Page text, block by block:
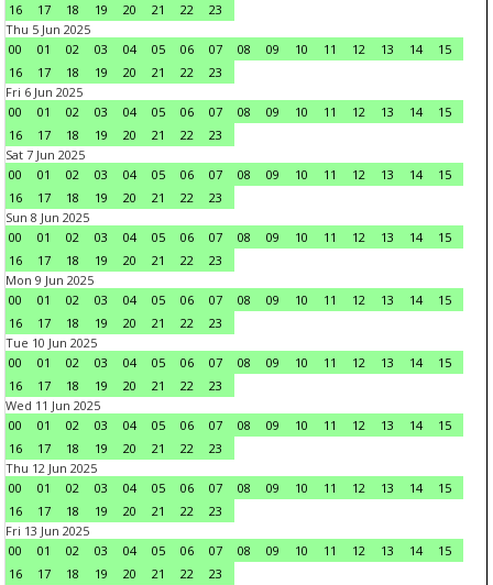
16
17 18 19 20 21 22
23
Thu 5 Jun 2025
00
01 02 03 04 05 06 07 08 09 10 11 12 13 14
15
16
17 18 19 20 21 22
23
Fri 6 Jun 2025
00
01 02 03 04 05 06 07 08 09 10 11 12 13 14
15
16
17 18 19 20 21 22
23
Sat 7 Jun 2025
00
01 02 03 04 05 06 07 08 09 10 11 12 13 14
15
16
17 18 19 20 21 22
23
Sun 8 Jun 2025
00
01 02 03 04 05 06 07 08 09 10 11 12 13 14
15
16
17 18 19 20 21 22
23
Mon 9 Jun 2025
00
01 02 03 04 05 06 07 08 09 10 11 12 13 14
15
16
17 18 19 20 21 22
23
Tue 10 Jun 2025
00
01 02 03 04 05 06 07 08 09 10 11 12 13 14
15
16
17 18 19 20 21 22
23
Wed 11 Jun 2025
00
01 02 03 04 05 06 07 08 09 10 11 12 13 14
15
16
17 18 19 20 21 22
23
Thu 12 Jun 2025
00
01 02 03 04 05 06 07 08 09 10 11 12 13 14
15
16
17 18 19 20 21 22
23
Fri 13 Jun 2025
00
01 02 03 04 05 06 07 08 09 10 11 12 13 14
15
16
17 18 19 20 21 22
23